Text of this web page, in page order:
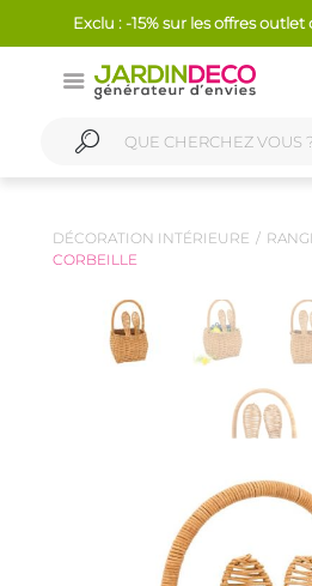
Exclu : -15% sur les offres outlet
DÉCORATION INTÉRIEURE
CORBEILLE